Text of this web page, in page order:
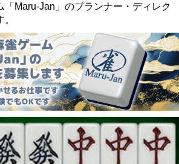
「Maru-Jan」のプランナー・ディレク